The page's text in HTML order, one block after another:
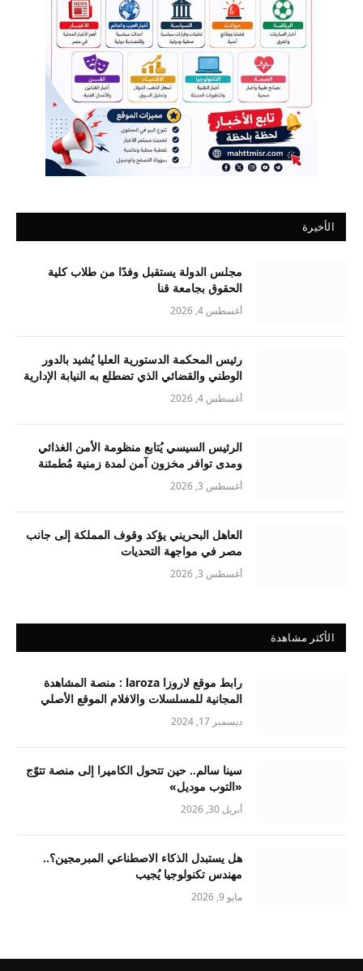
الأخيرة
مجلس الدولة يستقبل وفدًا من طلاب كلية
الحقوق بجامعة قنا
أغسطس 4, 2026
رئيس المحكمة الدستورية العليا يُشيد بالدور
الوطني والقضائي الذي تضطلع به النيابة الإدارية
أغسطس 4, 2026
الرئيس السيسي يُتابع منظومة الأمن الغذائي
ومدى توافر مخزون آمن لمدة زمنية مُطمئنة
أغسطس 3, 2026
العاهل البحريني يؤكد وقوف المملكة إلى جانب
مصر في مواجهة التحديات
أغسطس 3, 2026
الأكثر مشاهدة
رابط موقع لاروزا laroza : منصة المشاهدة
المجانية للمسلسلات والافلام الموقع الأصلي
ديسمبر 17, 2024
سينا سالم.. حين تتحول الكاميرا إلى منصة تتوّج
«التوب موديل»
أبريل 30, 2026
هل يستبدل الذكاء الاصطناعي المبرمجين؟..
مهندس تكنولوجيا يُجيب
مايو 9, 2026